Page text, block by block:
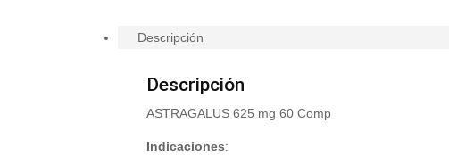
Descripción
Descripción
ASTRAGALUS 625 mg 60 Comp
Indicaciones: